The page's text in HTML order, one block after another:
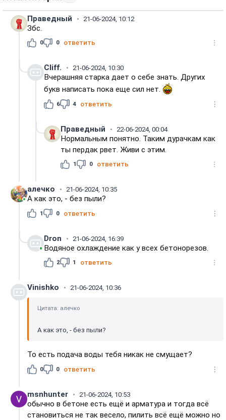
Праведный 21-06-2024, 10:12
Збс.
0 0 ответить
Cliff. 21-06-2024, 10:30
Вчерашняя старка дает о себе знать. Других
букв написать пока еще сил нет.
6 4 ответить
Праведный 22-06-2024, 00:04
Нормальным понятно. Таким дурачкам как
ты пердак рвет. Живи с этим.
1 0 ответить
алечко 21-06-2024, 10:35
А как это, - без пыли?
1 0 ответить
Dron 21-06-2024, 16:39
Водяное охлаждение как у всех бетонорезов.
2 1 ответить
Vinishko 21-06-2024, 10:36
Цитата: алечко
А как это, - без пыли?
То есть подача воды тебя никак не смущает?
0 0 ответить
msnhunter 21-06-2024, 10:53
обычно в бетоне есть ещё и арматура и тогда всё
становиться не так весело, пилить всё ещё можно но